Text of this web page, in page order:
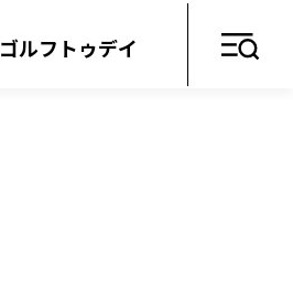
ゴルフトゥデイ